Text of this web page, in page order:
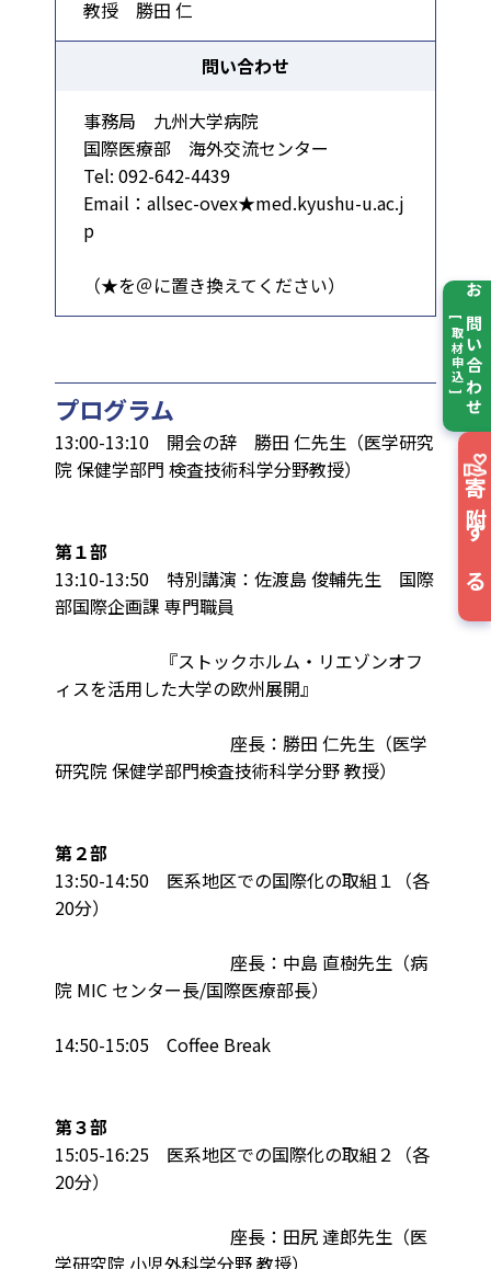
お問い合わせ
[ 取材申込 ]
寄附する
教授 勝田 仁
問い合わせ
事務局 九州大学病院
国際医療部 海外交流センター
Tel: 092-642-4439
Email：allsec-ovex★med.kyushu-u.ac.j
p
（★を＠に置き換えてください）
プログラム
13:00-13:10 開会の辞 勝田 仁先生（医学研究
院 保健学部門 検査技術科学分野教授）
第１部
13:10-13:50 特別講演：佐渡島 俊輔先生 国際
部国際企画課 専門職員
『ストックホルム・リエゾンオフ
ィスを活用した大学の欧州展開』
座長：勝田 仁先生（医学
研究院 保健学部門検査技術科学分野 教授）
第２部
13:50-14:50 医系地区での国際化の取組１（各
20分）
座長：中島 直樹先生（病
院 MIC センター長/国際医療部長）
14:50-15:05 Coffee Break
第３部
15:05-16:25 医系地区での国際化の取組２（各
20分）
座長：田尻 達郎先生（医
学研究院 小児外科学分野 教授）